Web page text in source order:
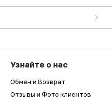
Узнайте о нас
Обмен и Возврат
Отзывы и Фото клиентов